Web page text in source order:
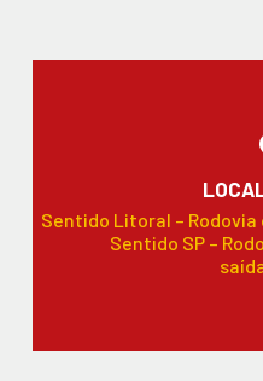
Sentido Litoral – Rodovia
Sentido SP –